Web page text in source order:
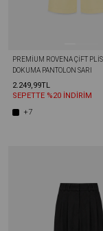
PREMIUM ROVENA ÇIFT
DOKUMA PANTOLON SARI
2.249,99TL
SEPETTE %20 İNDİRİM
+7